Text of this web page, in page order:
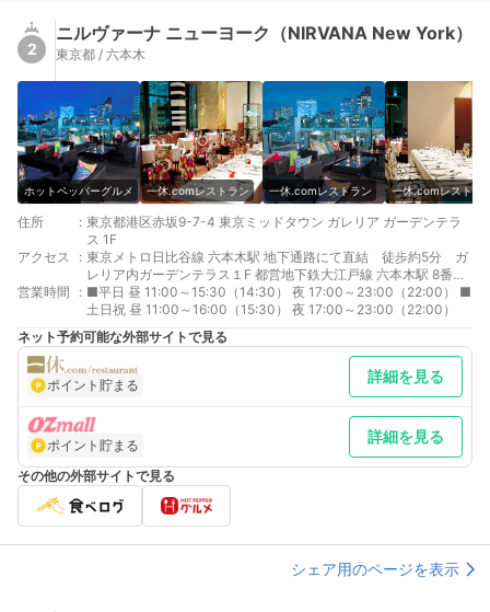
2
ニルヴァーナ ニューヨーク（NIRVANA New York）
東京都 / 六本木
ホットペッパーグルメ 一休.comレストラン 一休.comレストラン 一休.comレストラ
住所 : 東京都港区赤坂9-7-4 東京ミッドタウン ガレリア ガーデンテラ
ス 1F
アクセス
: 東京メトロ日比谷線 六本木駅 地下通路にて直結 徒歩約5分 ガ
レリア内ガーデンテラス１F 都営地下鉄大江戸線 六本木駅 8番出
口より直結 徒歩約5分 ガレリア内ガーデンテラス１F 東京メト
ロ千代田線 乃木坂駅 ３番出口より徒歩約3分
営業時間 : ■平日 昼 11:00～15:30（14:30） 夜 17:00～23:00（22:00） ■
土日祝 昼 11:00～16:00（15:30） 夜 17:00～23:00（22:00）
ネット予約可能な外部サイトで見る
ポイント貯まる 詳細を見る
ポイント貯まる 詳細を見る
その他の外部サイトで見る
シェア用のページを表示